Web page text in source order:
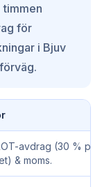
timmen
för
i Bjuv
avdrag (30 % på
& moms.